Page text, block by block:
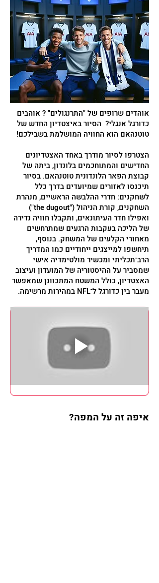
אוהדים שרופים של "התרנגולים" ? אוהבים
כדורגל אנגלי? הסיור באיצטדיון החדש של
טוטנהאם הוא החוויה המושלמת בשבילכם!
הצטרפו לסיור מודרך באחד האצטדיונים
החדישים והמתוחכמים בלונדון, ביתה של
קבוצת הפאר הלונדונית טוטנהאם. בסיור
תיכנסו לאזורים שמיועדים בדרך כלל
לשחקנים: חדרי ההלבשה הראשיים, מנהרת
השחקנים, קורת הניהול ("the dugout")
ואפילו חדר העיתונאים, ותקבלו חוויה נדירה
של הליכה בעקבות הרגעים שמתרחשים
מאחורי הקלעים של המשחק. בנוסף,
תיחשפו למייצגים ייחודיים כמו המדריך
הרב־תכליתי ומכשיר מולטימדיה אישי
שמסביר על ההיסטוריה של המועדון ועיצוב
האצטדיון, כולל המשטח המתכוונן שמאפשר
מעבר בין כדורגל ל־NFL במהירות מרשימה.
איפה זה על המפה?